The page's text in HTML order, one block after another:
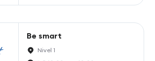
Be smart
Nivel 1